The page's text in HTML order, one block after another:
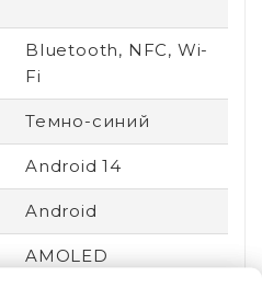
Bluetooth, NFC, Wi-
Fi
Темно-синий
Android 14
Android
AMOLED